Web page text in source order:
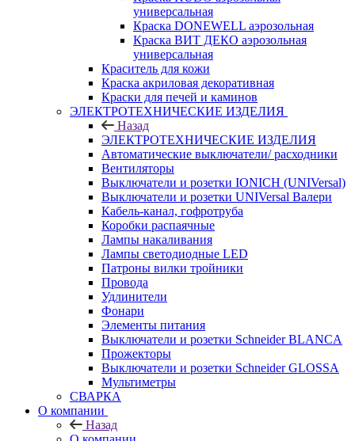
универсальная
Краска DONEWELL аэрозольная
Краска ВИТ ДЕКО аэрозольная
универсальная
Краситель для кожи
Краска акриловая декоративная
Краски для печей и каминов
ЭЛЕКТРОТЕХНИЧЕСКИЕ ИЗДЕЛИЯ
Назад
ЭЛЕКТРОТЕХНИЧЕСКИЕ ИЗДЕЛИЯ
Автоматические выключатели/ расходники
Вентиляторы
Выключатели и розетки IONICH (UNIVersal)
Выключатели и розетки UNIVersal Валери
Кабель-канал, гофротруба
Коробки распаячные
Лампы накаливания
Лампы светодиодные LED
Патроны вилки тройники
Провода
Удлинители
Фонари
Элементы питания
Выключатели и розетки Schneider BLANCA
Прожекторы
Выключатели и розетки Schneider GLOSSA
Мультиметры
СВАРКА
О компании
Назад